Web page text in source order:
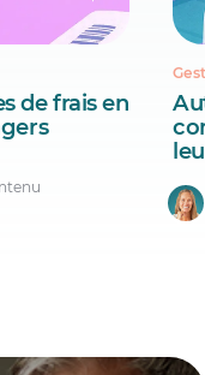
de frais en